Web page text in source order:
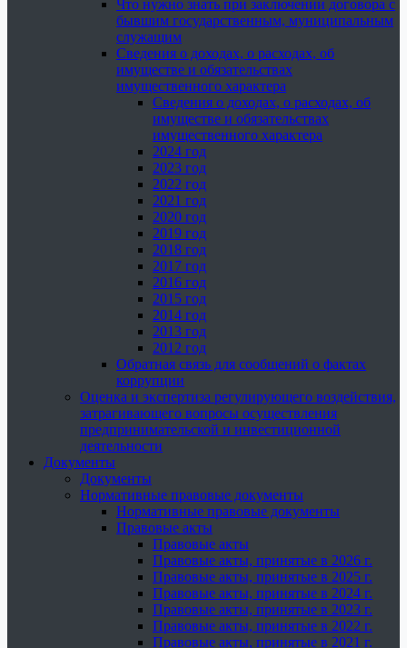
Что нужно знать при заключении договора с
бывшим государственным, муниципальным
служащим
Сведения о доходах, о расходах, об
имуществе и обязательствах
имущественного характера
Сведения о доходах, о расходах, об
имуществе и обязательствах
имущественного характера
2024 год
2023 год
2022 год
2021 год
2020 год
2019 год
2018 год
2017 год
2016 год
2015 год
2014 год
2013 год
2012 год
Обратная связь для сообщений о фактах
коррупции
Оценка и экспертиза регулирующего воздействия,
затрагивающего вопросы осуществления
предпринимательской и инвестиционной
деятельности
Документы
Документы
Нормативные правовые документы
Нормативные правовые документы
Правовые акты
Правовые акты
Правовые акты, принятые в 2026 г.
Правовые акты, принятые в 2025 г.
Правовые акты, принятые в 2024 г.
Правовые акты, принятые в 2023 г.
Правовые акты, принятые в 2022 г.
Правовые акты, принятые в 2021 г.